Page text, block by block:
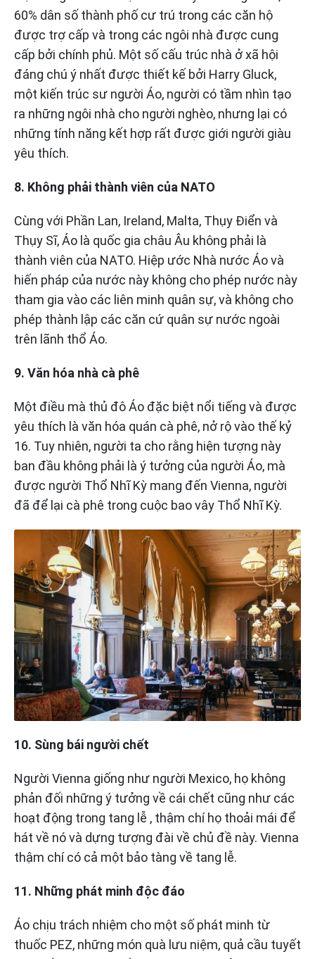
60% dân số thành phố cư trú trong các căn hộ
được trợ cấp và trong các ngôi nhà được cung
cấp bởi chính phủ. Một số cấu trúc nhà ở xã hội
đáng chú ý nhất được thiết kế bởi Harry Gluck,
một kiến ​​trúc sư người Áo, người có tầm nhìn tạo
ra những ngôi nhà cho người nghèo, nhưng lại có
những tính năng kết hợp rất được giới người giàu
yêu thích.
8. Không phải thành viên của NATO
Cùng với Phần Lan, Ireland, Malta, Thụy Điển và
Thụy Sĩ, Áo là quốc gia châu Âu không phải là
thành viên của NATO. Hiệp ước Nhà nước Áo và
hiến pháp của nước này không cho phép nước này
tham gia vào các liên minh quân sự, và không cho
phép thành lập các căn cứ quân sự nước ngoài
trên lãnh thổ Áo.
9. Văn hóa nhà cà phê
Một điều mà thủ đô Áo đặc biệt nổi tiếng và được
yêu thích là văn hóa quán cà phê, nở rộ vào thế kỷ
16. Tuy nhiên, người ta cho rằng hiện tượng này
ban đầu không phải là ý tưởng của người Áo, mà
được người Thổ Nhĩ Kỳ mang đến Vienna, người
đã để lại cà phê trong cuộc bao vây Thổ Nhĩ Kỳ.
10. Sùng bái người chết
Người Vienna giống như người Mexico, họ không
phản đối những ý tưởng về cái chết cũng như các
hoạt động trong tang lễ , thậm chí họ thoải mái để
hát về nó và dựng tượng đài về chủ đề này. Vienna
thậm chí có cả một bảo tàng về tang lễ.
11. Những phát minh độc đáo
Áo chịu trách nhiệm cho một số phát minh từ
thuốc PEZ, những món quà lưu niệm, quả cầu tuyết